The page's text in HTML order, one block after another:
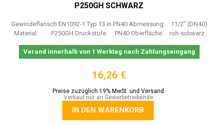
P250GH SCHWARZ
Gewindeflansch EN1092-1 Typ 13 in PN40 Abmessung: 11/2" (DN40)
Material: P250GH Druckstufe: PN40 Oberfläche: roh-schwarz
Verand innerhalb von 1 Werktag nach Zahlungseingang
16,26 €
Preise zuzüglich 19% MwSt. und Versand.
Verkauf nur an Gewerbetreibende.
IN DEN WARENKORB